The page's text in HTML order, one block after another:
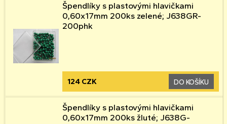
Špendlíky s plastovými hlavičkami
0,60x17mm 200ks zelené; J638GR-
200phk
124 CZK DO KOŠÍKU
Špendlíky s plastovými hlavičkami
0,60x17mm 200ks žluté; J638G-